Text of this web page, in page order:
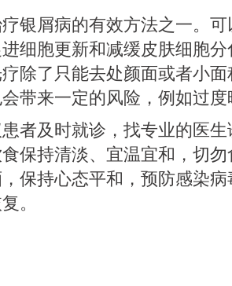
银屑病的有效方法之一。
细胞更新和减缓皮肤细胞
除了只能去处颜面或者小
带来一定的风险，例如过
者及时就诊，找专业的医
保持清淡、宜温宜和，切
保持心态平和，预防感染
。